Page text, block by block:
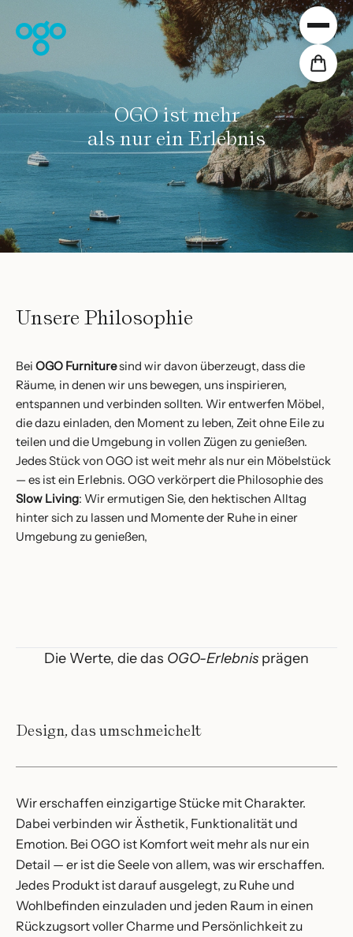
Zum Inhalt springen
Collections
Projekte
Verteilung
Downloads
Über uns
Unsere Werte
Shop
DE
OGO ist mehr
als nur ein Erlebnis
Unsere Philosophie
Bei OGO Furnituresind wir davon überzeugt, dass die
Räume, in denen wir uns bewegen, uns inspirieren,
entspannen und verbinden sollten. Wir entwerfen Möbel,
die dazu einladen, den Moment zu leben, Zeit ohne Eile zu
teilen und die Umgebung in vollen Zügen zu genießen.
Jedes Stück von OGO ist weit mehr als nur ein Möbelstück
— es ist ein Erlebnis. OGO verkörpert die Philosophie des
Slow Living: Wir ermutigen Sie, den hektischen Alltag
hinter sich zu lassen und Momente der Ruhe in einer
Umgebung zu genießen,
Die Werte, die das OGO-Erlebnisprägen
Design, das umschmeichelt
Wir erschaffen einzigartige Stücke mit Charakter.
Dabei verbinden wir Ästhetik, Funktionalität und
Emotion. Bei OGO ist Komfort weit mehr als nur ein
Detail — er ist die Seele von allem, was wir erschaffen.
Jedes Produkt ist darauf ausgelegt, zu Ruhe und
Wohlbefinden einzuladen und jeden Raum in einen
Rückzugsort voller Charme und Persönlichkeit zu